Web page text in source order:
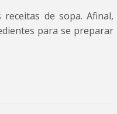
de sopa. Afinal,
para se preparar